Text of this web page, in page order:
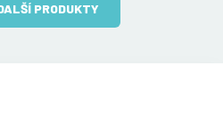
PRODUKTY